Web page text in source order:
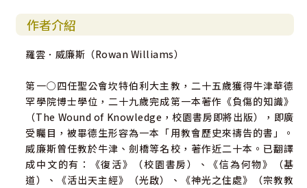
作者介紹
羅雲．威廉斯（Rowan Williams）
第一○四任聖公會坎特伯利大主教，二十五歲獲得牛津華德
罕學院博士學位，二十九歲完成第一本著作《負傷的知識》
（The Wound of Knowledge，校園書房即將出版），即廣
受矚目，被畢德生形容為一本「用教會歷史來禱告的書」。
威廉斯曾任教於牛津、劍橋等名校，著作近二十本。已翻譯
成中文的有：《復活》（校園書房）、《信為何物》（基
道）、《活出天主經》（光啟）、《神光之住處》（宗教教